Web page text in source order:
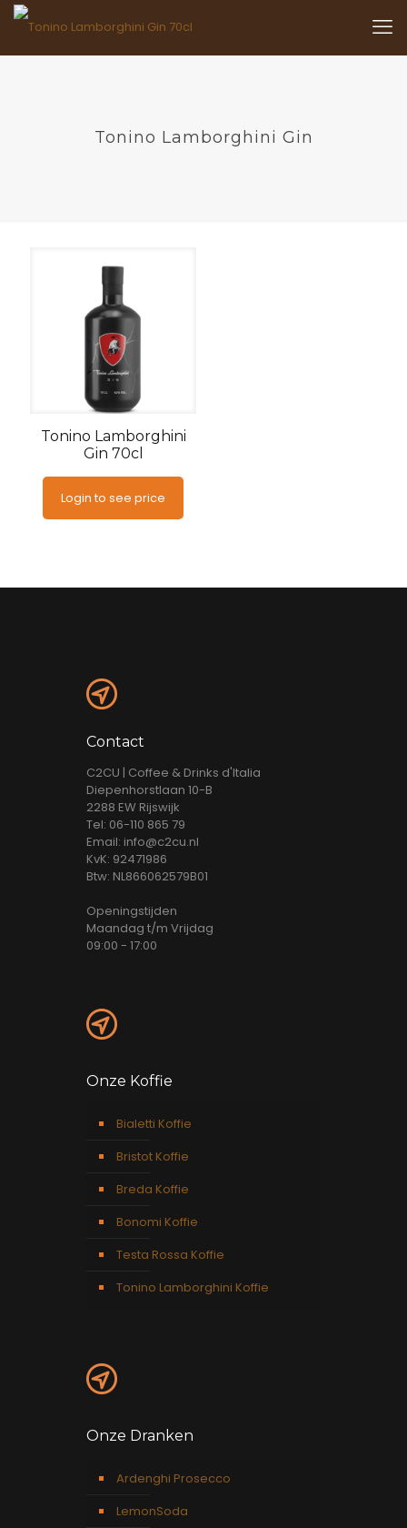
Tonino Lamborghini Gin
Tonino Lamborghini
Gin 70cl
Login to see price
Contact
C2CU | Coffee & Drinks d'Italia
Diepenhorstlaan 10-B
2288 EW Rijswijk
Tel: 06-110 865 79
Email: info@c2cu.nl
KvK: 92471986
Btw: NL866062579B01
Openingstijden
Maandag t/m Vrijdag
09:00 - 17:00
Onze Koffie
Bialetti Koffie
Bristot Koffie
Breda Koffie
Bonomi Koffie
Testa Rossa Koffie
Tonino Lamborghini Koffie
Onze Dranken
Ardenghi Prosecco
LemonSoda